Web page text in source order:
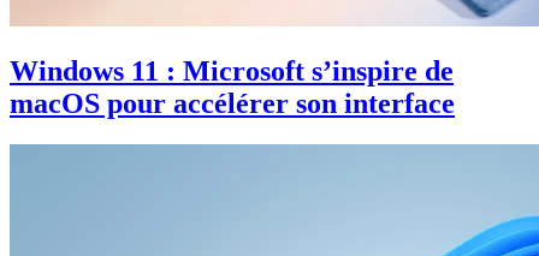
Windows 11 : Microsoft s’inspire de
macOS pour accélérer son interface